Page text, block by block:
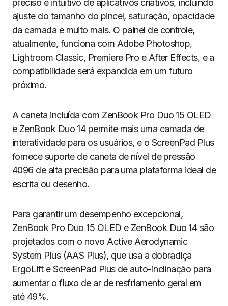
preciso e intuitivo de aplicativos criativos, incluindo
ajuste do tamanho do pincel, saturação, opacidade
da camada e muito mais. O painel de controle,
atualmente, funciona com Adobe Photoshop,
Lightroom Classic, Premiere Pro e After Effects, e a
compatibilidade será expandida em um futuro
próximo.
A caneta incluída com ZenBook Pro Duo 15 OLED
e ZenBook Duo 14 permite mais uma camada de
interatividade para os usuários, e o ScreenPad Plus
fornece suporte de caneta de nível de pressão
4096 de alta precisão para uma plataforma ideal de
escrita ou desenho.
Para garantir um desempenho excepcional,
ZenBook Pro Duo 15 OLED e ZenBook Duo 14 são
projetados com o novo Active Aerodynamic
System Plus (AAS Plus), que usa a dobradiça
ErgoLift e ScreenPad Plus de auto-inclinação para
aumentar o fluxo de ar de resfriamento geral em
até 49%.